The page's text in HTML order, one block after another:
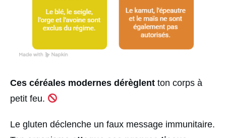
Ces céréales modernes dérèglent ton corps à
petit feu.
Le gluten déclenche un faux message immunitaire.